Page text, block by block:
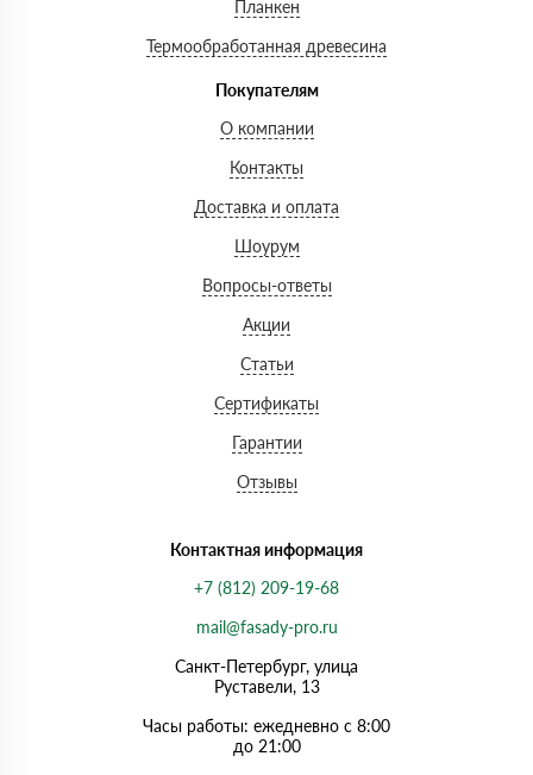
Планкен
Термообработанная древесина
Покупателям
О компании
Контакты
Доставка и оплата
Шоурум
Вопросы-ответы
Акции
Статьи
Сертификаты
Гарантии
Отзывы
Контактная информация
+7 (812) 209-19-68
mail@fasady-pro.ru
Санкт-Петербург, улица
Руставели, 13
Часы работы: ежедневно с 8:00
до 21:00